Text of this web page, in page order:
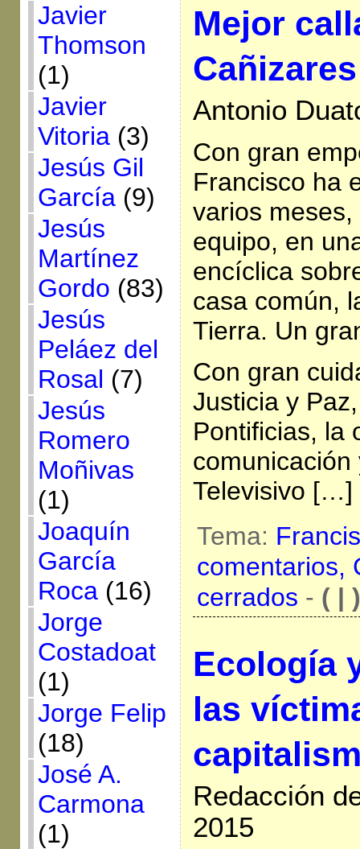
Javier
Thomson
(1)
Javier
Vitoria(3)
Jesús Gil
García(9)
Jesús
Martínez
Gordo (83)
Jesús
Peláez del
Rosal (7)
Jesús
Romero
Moñivas
(1)
Joaquín
García
Roca(16)
Jorge
Costadoat
(1)
Jorge Felip
(18)
José A.
Carmona
(1)
Mejor
Cañizares
Antonio
Con gran
Francisco ha
varios
equipo, en
encíclica
casa común,
Tierra. Un
Con gran
Justicia y
Pontificias, la
comunicación
Televisivo […]
Tema:
comentarios,
cerrados - ( | )
Ecología
las
Redacción
2015